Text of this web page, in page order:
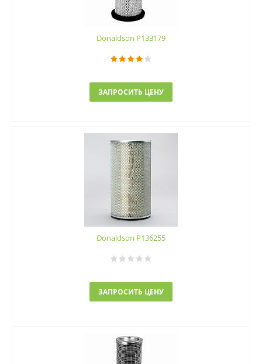
Donaldson P133179
ЗАПРОСИТЬ ЦЕНУ
Donaldson P136255
ЗАПРОСИТЬ ЦЕНУ